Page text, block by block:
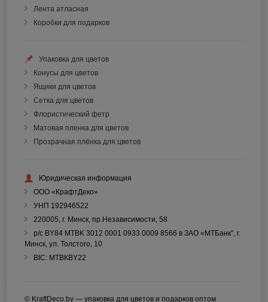
Лента атласная
Коробки для подарков
Упаковка для цветов
Конусы для цветов
Ящики для цветов
Сетка для цветов
Флористический фетр
Матовая пленка для цветов
Прозрачная плёнка для цветов
Юридическая информация
ООО «КрафтДеко»
УНП 192946522
220005, г. Минск, пр.Независимости, 58
р/с BY84 MTBK 3012 0001 0933 0009 8566 в ЗАО «МТБанк”, г.
Минск, ул. Толстого, 10
BIC: МТВКBY22
© KraftDeco.by — упаковка для цветов и подарков оптом